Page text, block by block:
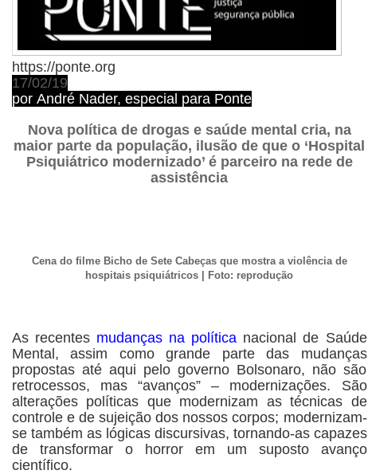
https://ponte.org
17/02/19
por André Nader, especial para Ponte
Nova política de drogas e saúde mental cria, na
maior parte da população, ilusão de que o ‘Hospital
Psiquiátrico modernizado’ é parceiro na rede de
assistência
Cena do filme Bicho de Sete Cabeças que mostra a violência de
hospitais psiquiátricos | Foto: reprodução
As recentes mudanças na política nacional de Saúde
Mental, assim como grande parte das mudanças
propostas até aqui pelo governo Bolsonaro, não são
retrocessos, mas “avanços” – modernizações. São
alterações políticas que modernizam as técnicas de
controle e de sujeição dos nossos corpos; modernizam-
se também as lógicas discursivas, tornando-as capazes
de transformar o horror em um suposto avanço
científico.